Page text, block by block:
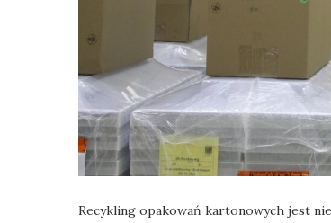
Recykling opakowań kartonowych jest